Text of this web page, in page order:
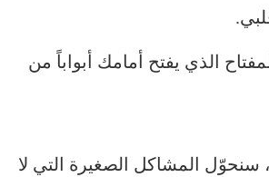
الذي يفتح أمامك أبواباً من
سنحوّل المشاكل الصغيرة التي لا